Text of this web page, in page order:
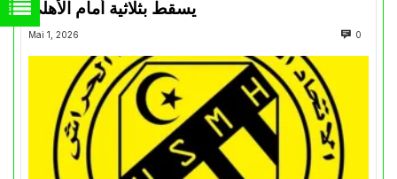
Mai 1, 2026 0